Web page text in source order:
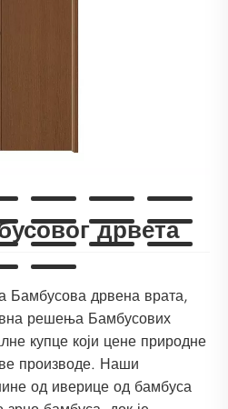
дрвета
Бамбусова дрвена врата,
решења Бамбусових
купце који цене природне
производе. Наши
од иверице од бамбуса